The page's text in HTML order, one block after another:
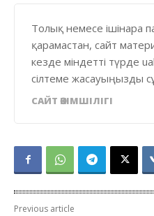
Толық немесе ішінара
қарамастан, сайт
кезде міндетті түрде
сілтеме жасауыңызды
САЙТ ӘКІМШІЛІГІ
Previous article